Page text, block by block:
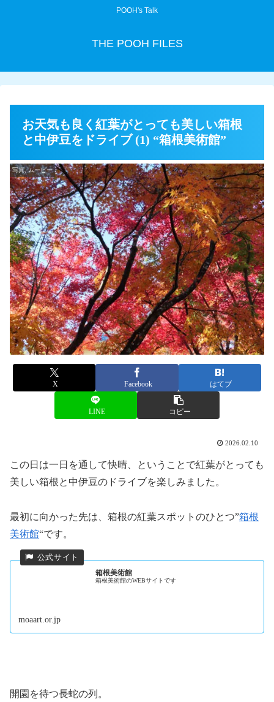
POOH's Talk
THE POOH FILES
お天気も良く紅葉がとっても美しい箱根
と中伊豆をドライブ (1) “箱根美術館”
写真, ムービー
X Facebook はてブ
LINE コピー
2026.02.10
この日は一日を通して快晴、ということで紅葉がとっても
美しい箱根と中伊豆のドライブを楽しみました。
最初に向かった先は、箱根の紅葉スポットのひとつ”箱根
美術館“です。
箱根美術館
箱根美術館のWEBサイトです
moaart.or.jp
開園を待つ長蛇の列。